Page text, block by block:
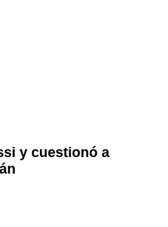
y cuestionó a